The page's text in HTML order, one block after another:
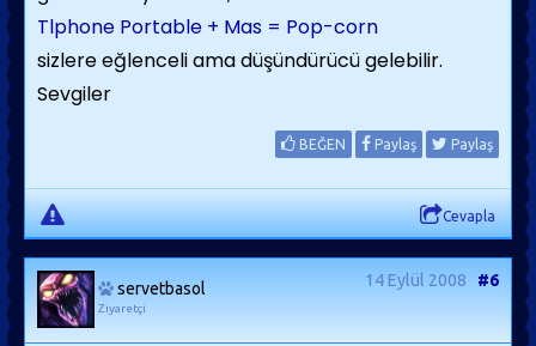
Tlphone Portable + Mas = Pop-corn
sizlere eğlenceli ama düşündürücü gelebilir.
Sevgiler
BEĞEN Paylaş Paylaş
Cevapla
servetbasol
Ziyaretçi
14 Eylül 2008 #6